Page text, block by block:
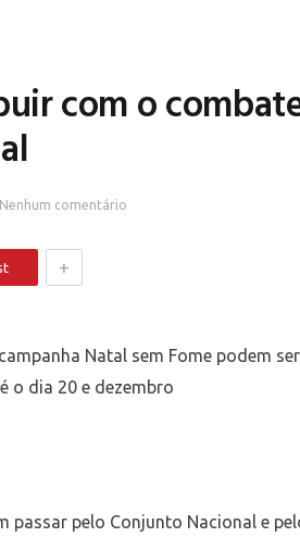
com o
Nenhum comentário
+
Natal sem Fome podem ser
o dia 20 e dezembro
passar pelo Conjunto Nacional e